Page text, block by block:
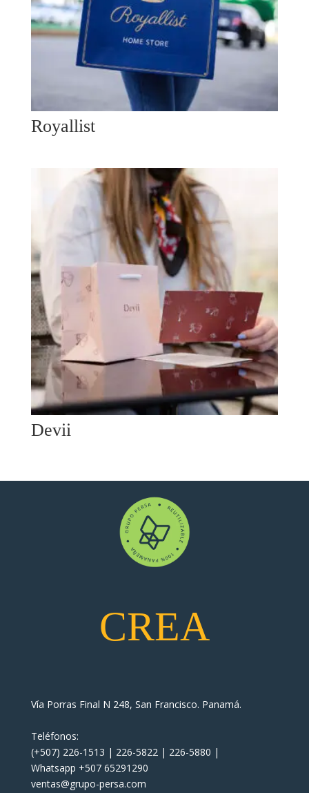
Royallist
Devii
CREA
Vía Porras Final N 248, San Francisco. Panamá.
Teléfonos:
(+507) 226-1513 | 226-5822 | 226-5880 |
Whatsapp +507 65291290
ventas@grupo-persa.com